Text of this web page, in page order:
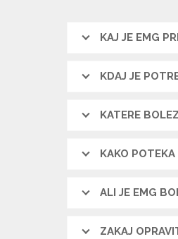
KAJ JE EMG
KDAJ JE
KATERE
KAKO POTEKA
ALI JE EMG
ZAKAJ